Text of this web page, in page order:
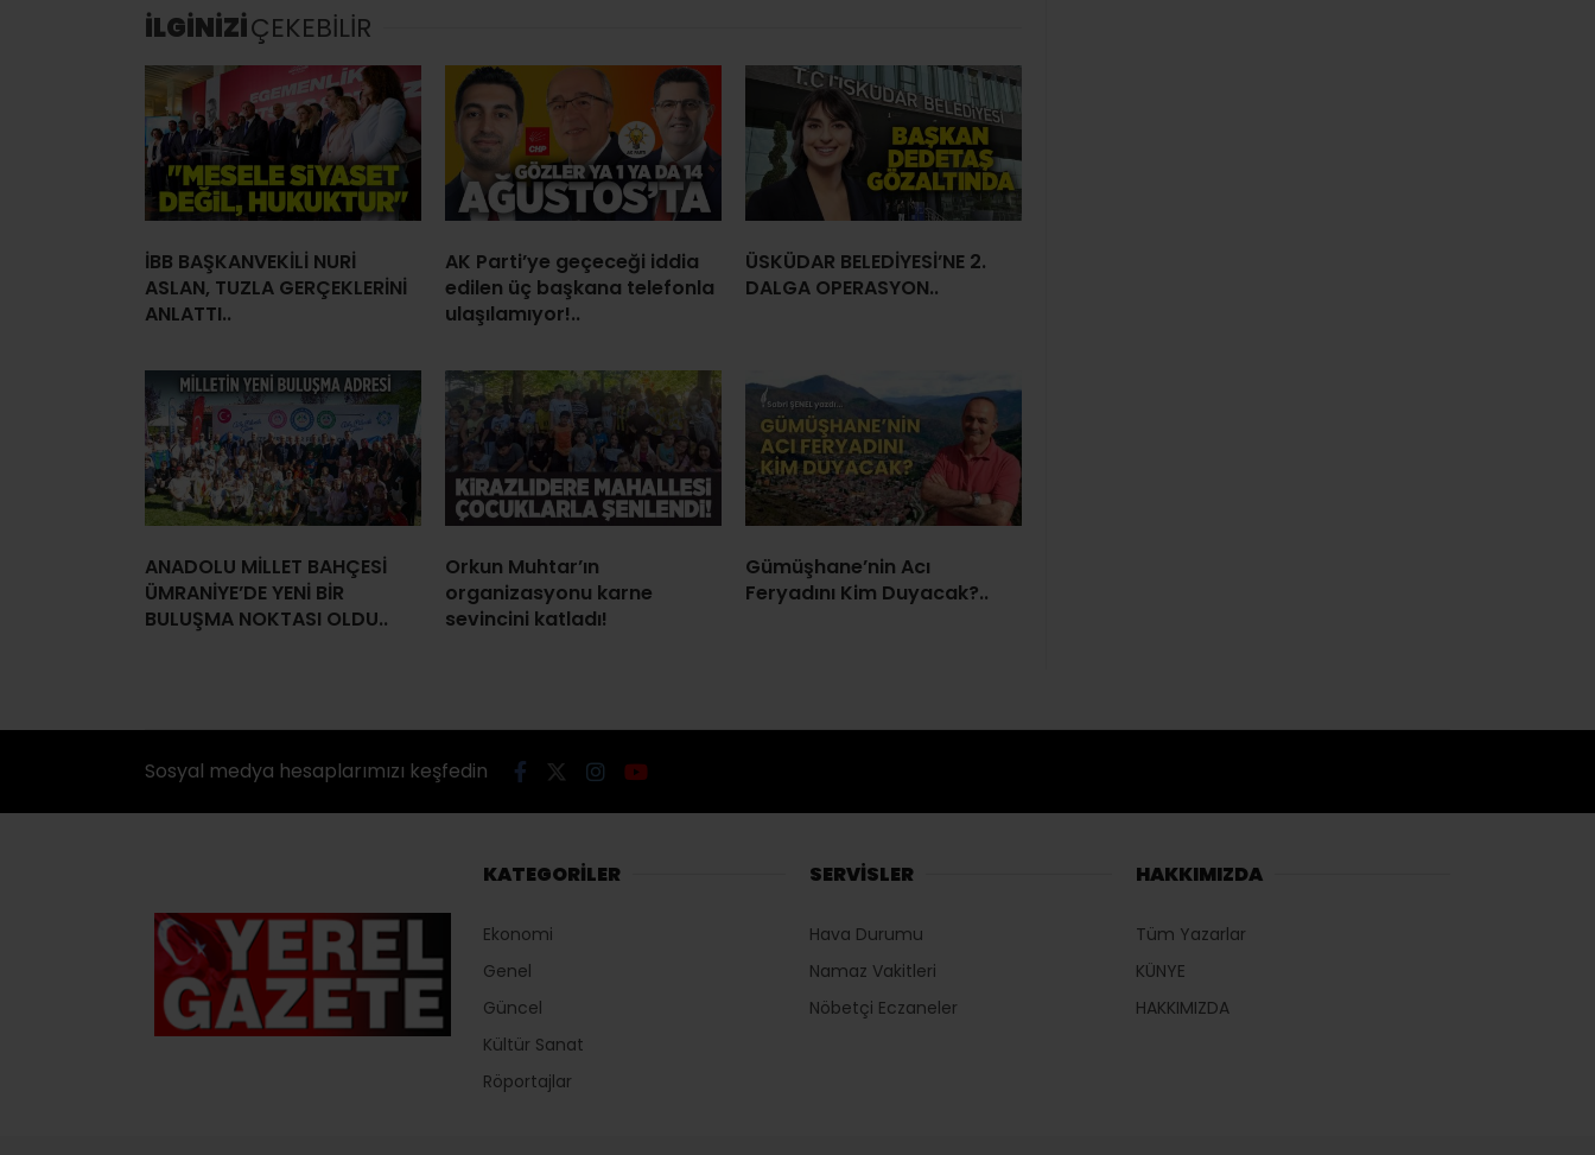
İLGİNİZİÇEKEBİLİR
İBB BAŞKANVEKİLİ NURİ
ASLAN, TUZLA GERÇEKLERİNİ
ANLATTI..
AK Parti’ye geçeceği iddia
edilen üç başkana telefonla
ulaşılamıyor!..
ÜSKÜDAR BELEDİYESİ’NE 2.
DALGA OPERASYON..
ANADOLU MİLLET BAHÇESİ
ÜMRANİYE’DE YENİ BİR
BULUŞMA NOKTASI OLDU..
Orkun Muhtar’ın
organizasyonu karne
sevincini katladı!
Gümüşhane’nin Acı
Feryadını Kim Duyacak?..
Sosyal medya hesaplarımızı keşfedin
KATEGORİLER
Ekonomi
Genel
Güncel
Kültür Sanat
Röportajlar
SERVİSLER
Hava Durumu
Namaz Vakitleri
Nöbetçi Eczaneler
HAKKIMIZDA
Tüm Yazarlar
KÜNYE
HAKKIMIZDA